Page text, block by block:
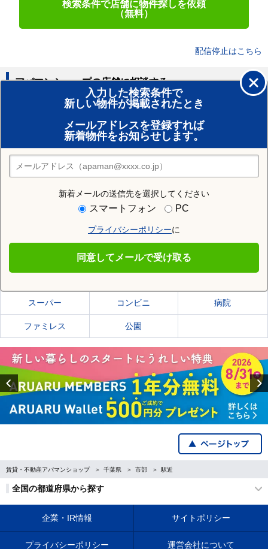
検索条件で店舗に物件探しを依頼
（無料）
配信停止はこちら
入力した検索条件で
新しい物件が掲載されたとき
メールアドレスを登録すれば
新着物件をお知らせします。
新着メールの送信先を選択してください
スマートフォン PC
プライバシーポリシーに
同意してメールで受け取る
アパマンショップの店舗に相談する
賃貸のプロがお部屋探し！
おまかせ物件リクエスト
住みたい街の店舗を探す
店舗検索
住む街研究所で野田市の情報を見る
野田市の施設一覧
スーパー コンビニ 病院
ファミレス 公園
Previous
賃貸・不動産アパマンショップ 千葉県 市部 駅近
全国の都道府県から探す
企業・IR情報 サイトポリシー
プライバシーポリシー 運営会社について